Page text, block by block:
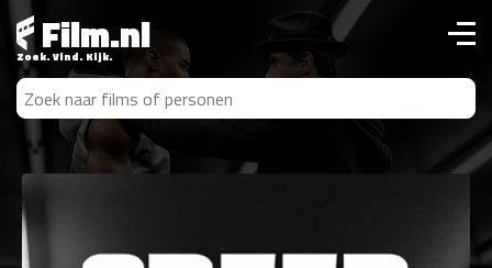
Film.nl
Zoek. Vind. Kijk.